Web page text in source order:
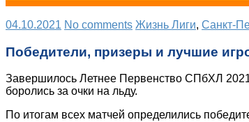
04.10.2021 No comments Жизнь Лиги, Санкт-
Победители, призеры и лучшие
Завершилось Летнее Первенство СПбХЛ
боролись за очки на льду.
По итогам всех матчей определились